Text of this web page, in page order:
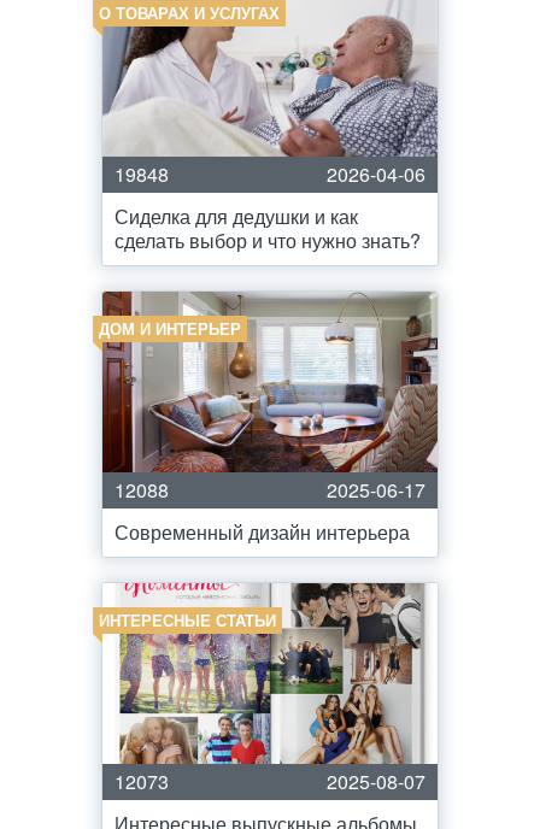
О ТОВАРАХ И УСЛУГАХ
19848
2026-04-06
Сиделка для дедушки и как
сделать выбор и что нужно знать?
ДОМ И ИНТЕРЬЕР
12088
2025-06-17
Современный дизайн интерьера
ИНТЕРЕСНЫЕ СТАТЬИ
12073
2025-08-07